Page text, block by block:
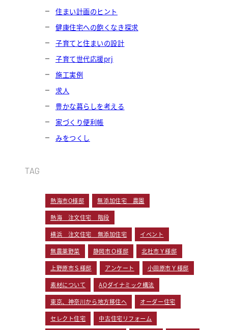
住まい計画のヒント
健康住宅への飽くなき探求
子育てと住まいの設計
子育て世代応援prj
施工実例
求人
豊かな暮らしを考える
家づくり便利帳
みをつくし
TAG
熱海市O様邸 無添加住宅 農園
熱海 注文住宅 階段
横浜 注文住宅 無添加住宅 イベント
無農薬野菜 静岡市Ｏ様邸 北杜市Ｙ様邸
上野原市Ｓ様邸 アンケート 小田原市Ｙ様邸
素材について AQダイナミック構法
東京、神奈川から地方移住へ オーダー住宅
セレクト住宅 中古住宅リフォーム